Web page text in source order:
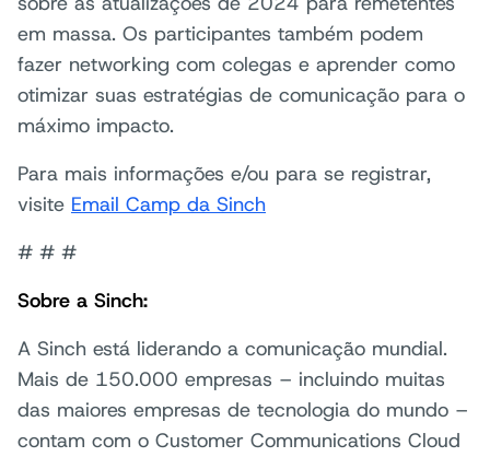
em massa. Os participantes também podem
fazer networking com colegas e aprender como
otimizar suas estratégias de comunicação para o
máximo impacto.
Para mais informações e/ou para se registrar,
visite Email Camp da Sinch
# # #
Sobre a Sinch:
A Sinch está liderando a comunicação mundial.
Mais de 150.000 empresas – incluindo muitas
das maiores empresas de tecnologia do mundo –
contam com o Customer Communications Cloud